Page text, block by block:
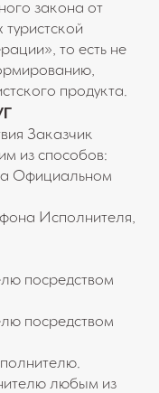
закона от
то есть не
продукта.
Заказчик
из способов:
Официальном
Исполнителя,
посредством
посредством
любым из